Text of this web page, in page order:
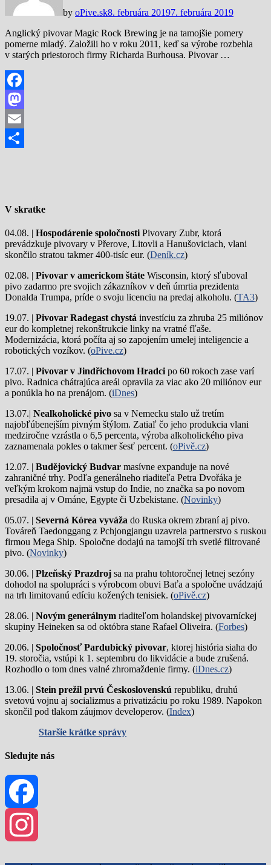
by oPive.sk8. februára 20197. februára 2019
Anglický pivovar Magic Rock Brewing je na tamojšie pomery
pomerne mladý. Založili ho v roku 2011, keď sa výrobe rozbehla
v starých priestoroch firmy Richarda Burhousa. Pivovar …
Facebook
Mastodon
Email
V skratke
04.08. | Hospodárenie spoločnosti Pivovary Zubr, ktorá
prevádzkuje pivovary v Přerove, Litovli a Hanušoviciach, vlani
skončilo stratou takmer 400-tisíc eur. (Deník.cz)
02.08. | Pivovar v americkom štáte Wisconsin, ktorý sľuboval
pivo zadarmo pre svojich zákazníkov v deň úmrtia prezidenta
Donalda Trumpa, príde o svoju licenciu na predaj alkoholu. (TA3)
19.07. | Pivovar Radegast chystá investíciu za zhruba 25 miliónov
eur do kompletnej rekonštrukcie linky na vratné fľaše.
Modernizácia, ktorá počíta aj so zapojením umelej inteligencie a
robotických vozíkov. (oPive.cz)
17.07. | Pivovar v Jindřichovom Hradci po 60 rokoch zase varí
pivo. Radnica chátrajúca areál opravila za viac ako 20 miliónov eur
a ponúkla ho na prenájom. (iDnes)
13.07.| Nealkoholické pivo sa v Nemecku stalo už tretím
najobľúbenejším pivným štýlom. Zatiaľ čo jeho produkcia vlani
medziročne vzrástla o 6,5 percenta, výroba alkoholického piva
zaznamenala pokles o takmer šesť percent. (oPivě.cz)
12.07. | Budějovický Budvar masívne expanduje na nové
zahraničné trhy. Podľa generálneho riaditeľa Petra Dvořáka je
veľkým krokom najmä vstup do Indie, no značka sa po novom
presadila aj v Ománe, Egypte či Uzbekistane. (Novinky)
05.07. | Severná Kórea vyváža do Ruska okrem zbraní aj pivo.
Továreň Taedonggang z Pchjongjangu uzavrela partnerstvo s ruskou
firmou Mega Ship. Spoločne dodajú na tamojší trh svetlé filtrované
pivo. (Novinky)
30.06. | Plzeňský Prazdroj sa na prahu tohtoročnej letnej sezóny
dohodol na spolupráci s výrobcom obuvi Baťa a spoločne uvádzajú
na trh limitovanú edíciu kožených tenisiek. (oPivě.cz)
28.06. | Novým generálnym riaditeľom holandskej pivovarníckej
skupiny Heineken sa od októbra stane Rafael Oliveira. (Forbes)
20.06. | Spoločnosť Pardubický pivovar, ktorej história siaha do
19. storočia, vstúpi k 1. septembru do likvidácie a bude zrušená.
Rozhodlo o tom dnes valné zhromaždenie firmy. (iDnes.cz)
13.06. | Stein prežil prvú Československú republiku, druhú
svetovú vojnu aj socializmus a privatizáciu po roku 1989. Napokon
skončil pod tlakom záujmov developerov. (Index)
Staršie krátke správy
Sledujte nás
Facebook